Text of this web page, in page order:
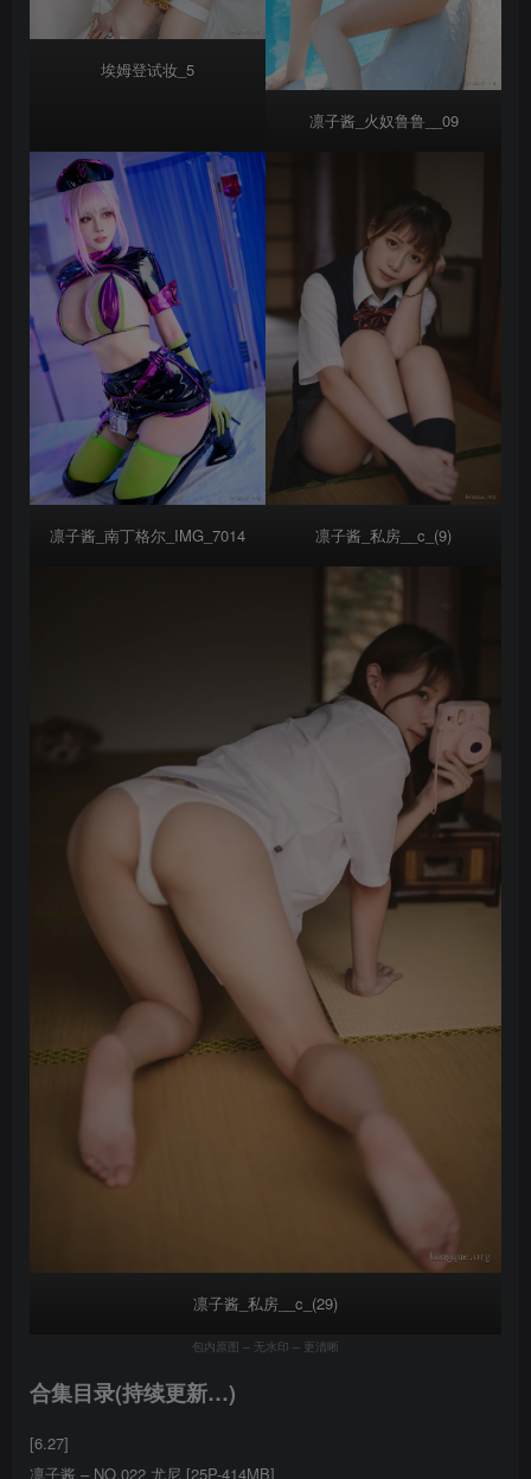
埃姆登试妆_5
凛子酱_火奴鲁鲁__09
凛子酱_南丁格尔_IMG_7014 凛子酱_私房__c_(9)
凛子酱_私房__c_(29)
包内原图 – 无水印 – 更清晰
合集目录(持续更新…)
[6.27]
凛子酱 – NO.022 尤尼 [25P-414MB]